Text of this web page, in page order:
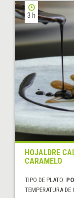
3 h
HOJALDRE
CARAMELO
TIPO DE PLATO:
TEMPERATURA